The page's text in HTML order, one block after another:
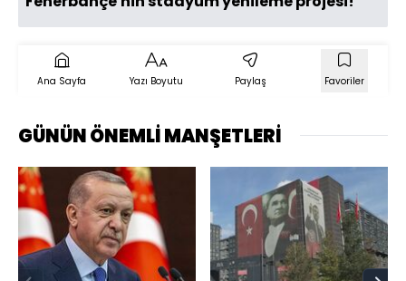
Ana Sayfa Yazı Boyutu Paylaş Favoriler
GÜNÜN ÖNEMLİ MANŞETLERİ